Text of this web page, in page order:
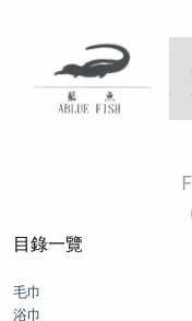
目錄一覽
毛巾
浴巾